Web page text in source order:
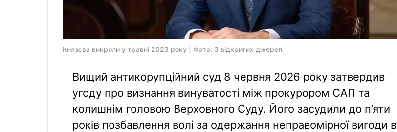
Князєва викрили у травні 2023 року | Фото: З відкритих джерел
Вищий антикорупційний суд 8 червня 2026 року затвердив
угоду про визнання винуватості між прокурором САП та
колишнім головою Верховного Суду. Його засудили до п’яти
років позбавлення волі за одержання неправомірної вигоди в